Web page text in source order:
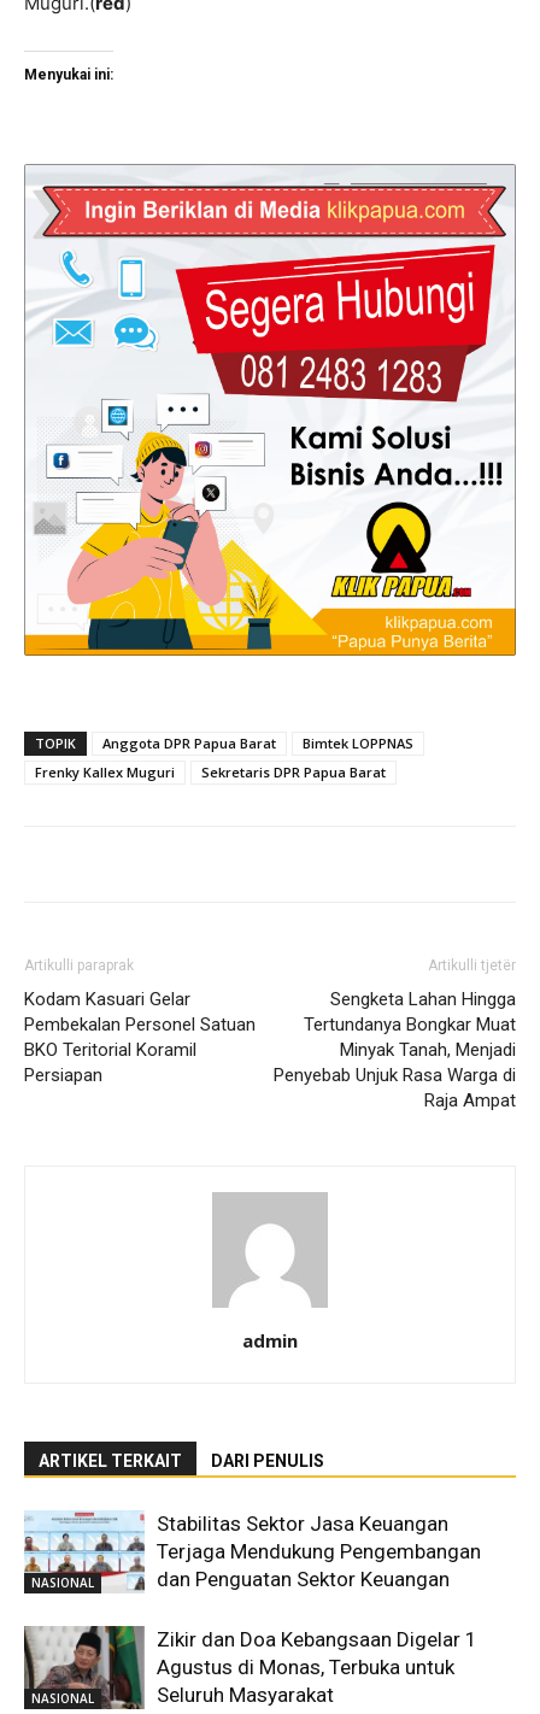
Menyukai ini:
TOPIK Anggota DPR Papua Barat
Bimtek LOPPNAS
Frenky Kallex Muguri
Sekretaris DPR Papua Barat
Artikulli paraprak
Kodam Kasuari Gelar
Pembekalan Personel Satuan
BKO Teritorial Koramil
Persiapan
Artikulli tjetër
Sengketa Lahan Hingga
Tertundanya Bongkar Muat
Minyak Tanah, Menjadi
Penyebab Unjuk Rasa Warga di
Raja Ampat
admin
ARTIKEL TERKAIT DARI PENULIS
NASIONAL
Stabilitas Sektor Jasa Keuangan
Terjaga Mendukung Pengembangan
dan Penguatan Sektor Keuangan
NASIONAL
Zikir dan Doa Kebangsaan Digelar 1
Agustus di Monas, Terbuka untuk
Seluruh Masyarakat